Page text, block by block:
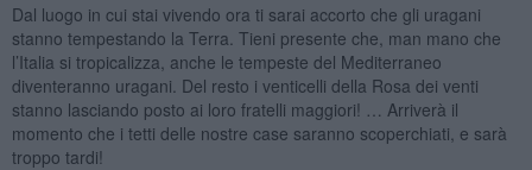
Dal luogo in cui stai vivendo ora ti sarai accorto che gli uragani
stanno tempestando la Terra. Tieni presente che, man mano che
l’Italia si tropicalizza, anche le tempeste del Mediterraneo
diventeranno uragani. Del resto i venticelli della Rosa dei venti
stanno lasciando posto ai loro fratelli maggiori! … Arriverà il
momento che i tetti delle nostre case saranno scoperchiati, e sarà
troppo tardi!